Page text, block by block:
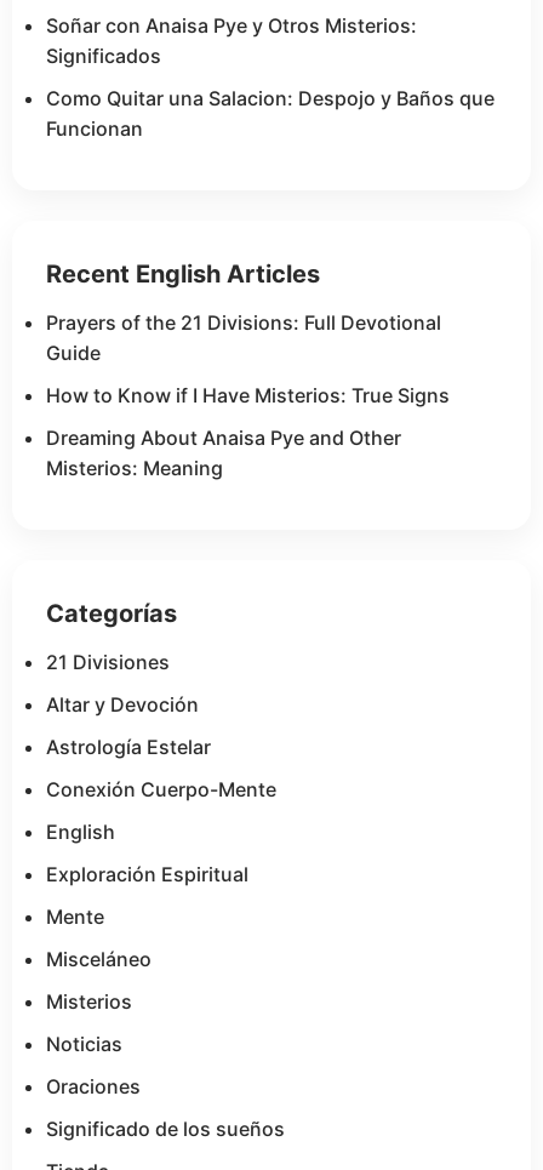
Soñar con Anaisa Pye y Otros Misterios:
Significados
Como Quitar una Salacion: Despojo y Baños que
Funcionan
Recent English Articles
Prayers of the 21 Divisions: Full Devotional
Guide
How to Know if I Have Misterios: True Signs
Dreaming About Anaisa Pye and Other
Misterios: Meaning
Categorías
21 Divisiones
Altar y Devoción
Astrología Estelar
Conexión Cuerpo-Mente
English
Exploración Espiritual
Mente
Misceláneo
Misterios
Noticias
Oraciones
Significado de los sueños